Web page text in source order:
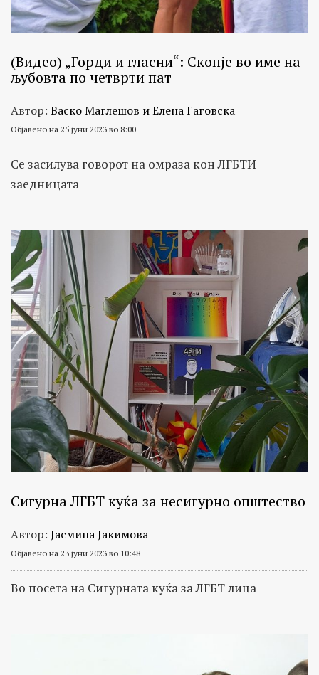
(Видео) „Горди и гласни“: Скопје во име на
љубовта по четврти пат
Автор: Васко Маглешов и Елена Гаговска
Објавено на 25 јуни 2023 во 8:00
Се засилува говорот на омраза кон ЛГБТИ
заедницата
Сигурна ЛГБТ куќа за несигурно општество
Автор: Јасмина Јакимова
Објавено на 23 јуни 2023 во 10:48
Во посета на Сигурната куќа за ЛГБТ лица